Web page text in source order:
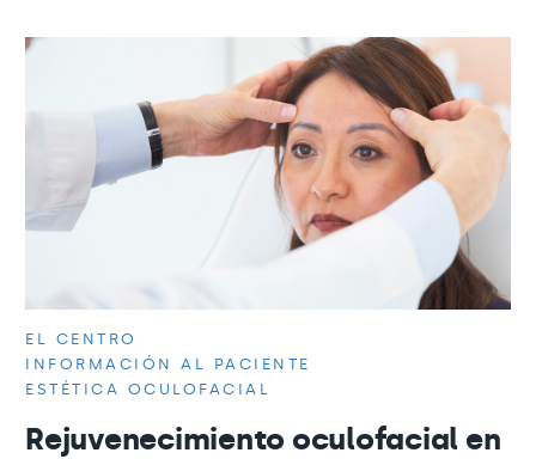
EL CENTRO
INFORMACIÓN AL PACIENTE
ESTÉTICA OCULOFACIAL
Rejuvenecimiento oculofacial en